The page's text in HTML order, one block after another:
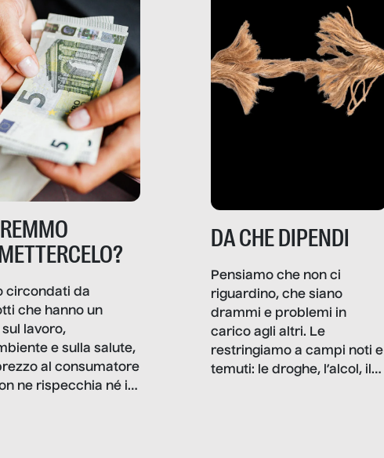
circondati da
che hanno un
lavoro,
e sulla salute,
al consumatore
ne rispecchia né il
DA CHE DIPENDI
Pensiamo che non ci
riguardino, che siano
drammi e problemi in
carico agli altri. Le
restringiamo a campi noti e
temuti: le droghe, l’alcol, il